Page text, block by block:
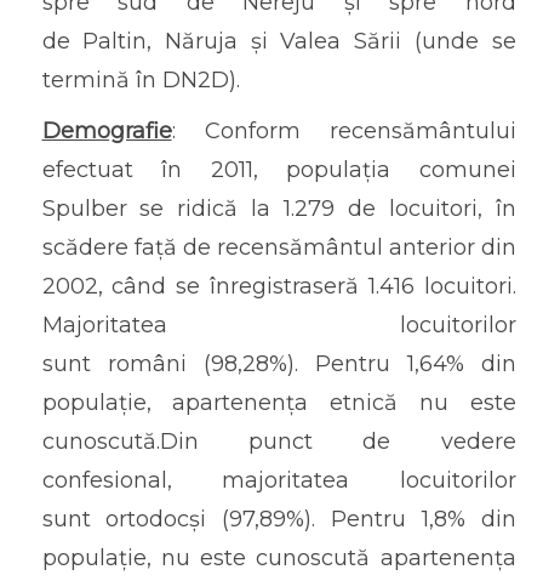
de Paltin, Năruja și Valea Sării (unde se
termină în DN2D).
Demografie: Conform recensământului
efectuat în 2011, populația comunei
Spulber se ridică la 1.279 de locuitori, în
scădere față de recensământul anterior din
2002, când se înregistraseră 1.416 locuitori.
Majoritatea locuitorilor
sunt români (98,28%). Pentru 1,64% din
populație, apartenența etnică nu este
cunoscută.Din punct de vedere
confesional, majoritatea locuitorilor
sunt ortodocși (97,89%). Pentru 1,8% din
populație, nu este cunoscută apartenența